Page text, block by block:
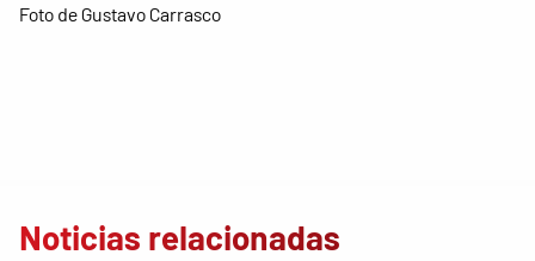
Foto de Gustavo Carrasco
Noticias relacionadas